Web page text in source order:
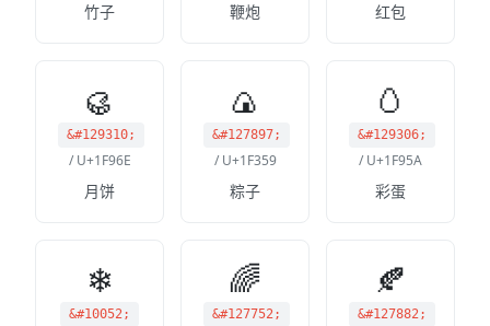
竹子 鞭炮 红包
🥮
&#129310;
/ U+1F96E
月饼
🍙
&#127897;
/ U+1F359
粽子
🥚
&#129306;
/ U+1F95A
彩蛋
❄
&#10052;
🌈
&#127752;
🍂
&#127882;